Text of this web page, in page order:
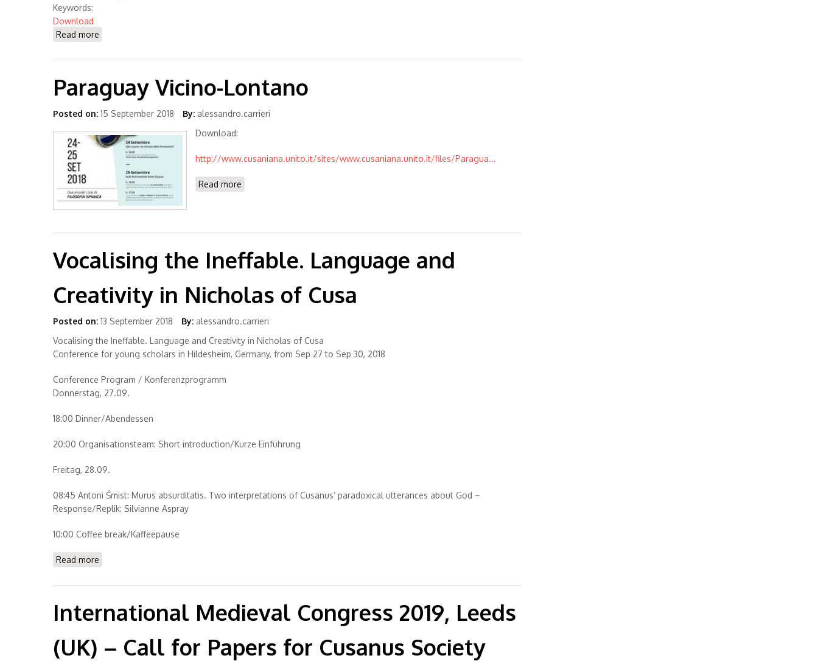
Keywords:
Download
Read more
Paraguay Vicino-Lontano
Posted on: 15 September 2018 By: alessandro.carrieri
Download:
http://www.cusaniana.unito.it/sites/www.cusaniana.unito.it/files/Paragua...
Read more
Vocalising the Ineffable. Language and
Creativity in Nicholas of Cusa
Posted on: 13 September 2018 By: alessandro.carrieri
Vocalising the Ineffable. Language and Creativity in Nicholas of Cusa
Conference for young scholars in Hildesheim, Germany, from Sep 27 to Sep 30, 2018
Conference Program / Konferenzprogramm
Donnerstag, 27.09.
18:00 Dinner/Abendessen
20:00 Organisationsteam: Short introduction/Kurze Einführung
Freitag, 28.09.
08:45 Antoni Śmist: Murus absurditatis. Two interpretations of Cusanus’ paradoxical utterances about God –
Response/Replik: Silvianne Aspray
10:00 Coffee break/Kaffeepause
Read more
International Medieval Congress 2019, Leeds
(UK) – Call for Papers for Cusanus Society